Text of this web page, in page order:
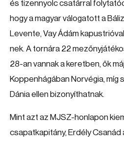
és tizennyolc csatárral
hogy a magyar válogatott a
Levente, Vay Ádám
nek. A tornára 22
28-an vannak a keretben, ők
Koppenhágában Norvégia,
Dánia ellen bizonyíthatnak.
Mint azt az MJSZ-honlapon
csapatkapitány, Erdély Csanád